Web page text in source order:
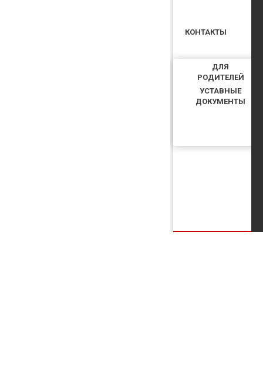
ДЛЯ
РОДИТЕЛЕЙ
УСТАВНЫЕ
ДОКУМЕНТЫ
КОНТАКТЫ